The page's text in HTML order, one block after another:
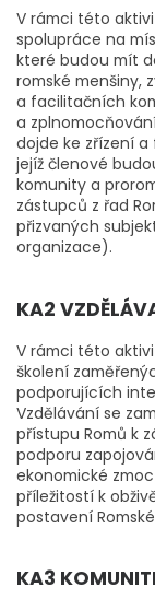
V rámci této
spolupráce na
které budou mít
romské menšiny,
a facilitačních
a
dojde ke zřízení
jejíž členové
komunity a
zástupců z řad
přizvaných
organizace).
KA2
V rámci této
školení
podporujících
Vzdělávání se
přístupu Romů k
podporu
ekonomické
příležitostí k
postavení
KA3